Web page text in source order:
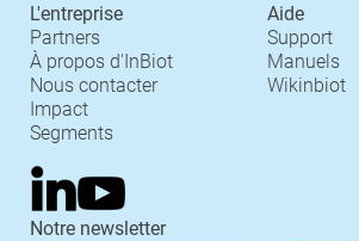
L'entreprise
Partners
À propos d'InBiot
Nous contacter
Impact
Segments
Aide
Support
Manuels
Wikinbiot
Notre newsletter